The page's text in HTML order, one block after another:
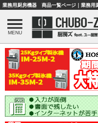
業務用厨房機器 商品一覧ページ｜業務用
MENU